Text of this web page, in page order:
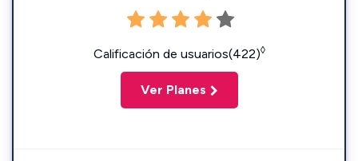
Calificación de usuarios(422)◊
Ver Planes